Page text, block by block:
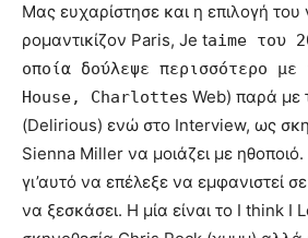
Μας ευχαρίστησε και η επιλογή του
ρομαντικίζον Paris, Je taime του
οποία δούλεψε περισσότερο
House, Charlottes Web) παρά με
(Delirious) ενώ στο Interview, ως
Sienna Miller να μοιάζει με
γι’αυτό να επέλεξε να εμφανιστεί
να ξεσκάσει. Η μία είναι το I think I